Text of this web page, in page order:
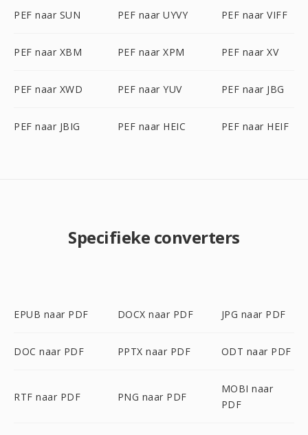
PEF naar SUN PEF naar UYVY PEF naar VIFF
PEF naar XBM PEF naar XPM PEF naar XV
PEF naar XWD PEF naar YUV PEF naar JBG
PEF naar JBIG PEF naar HEIC PEF naar HEIF
Specifieke converters
EPUB naar PDF DOCX naar PDF JPG naar PDF
DOC naar PDF PPTX naar PDF ODT naar PDF
RTF naar PDF PNG naar PDF
MOBI naar
PDF